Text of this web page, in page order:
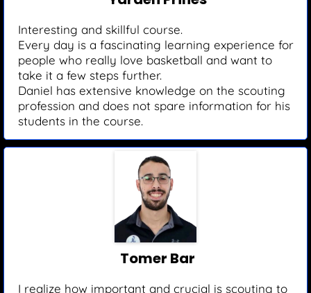
Interesting and skillful course.
Every day is a fascinating learning experience for
people who really love basketball and want to
take it a few steps further.
Daniel has extensive knowledge on the scouting
profession and does not spare information for his
students in the course.
Tomer Bar
I realize how important and crucial is scouting to